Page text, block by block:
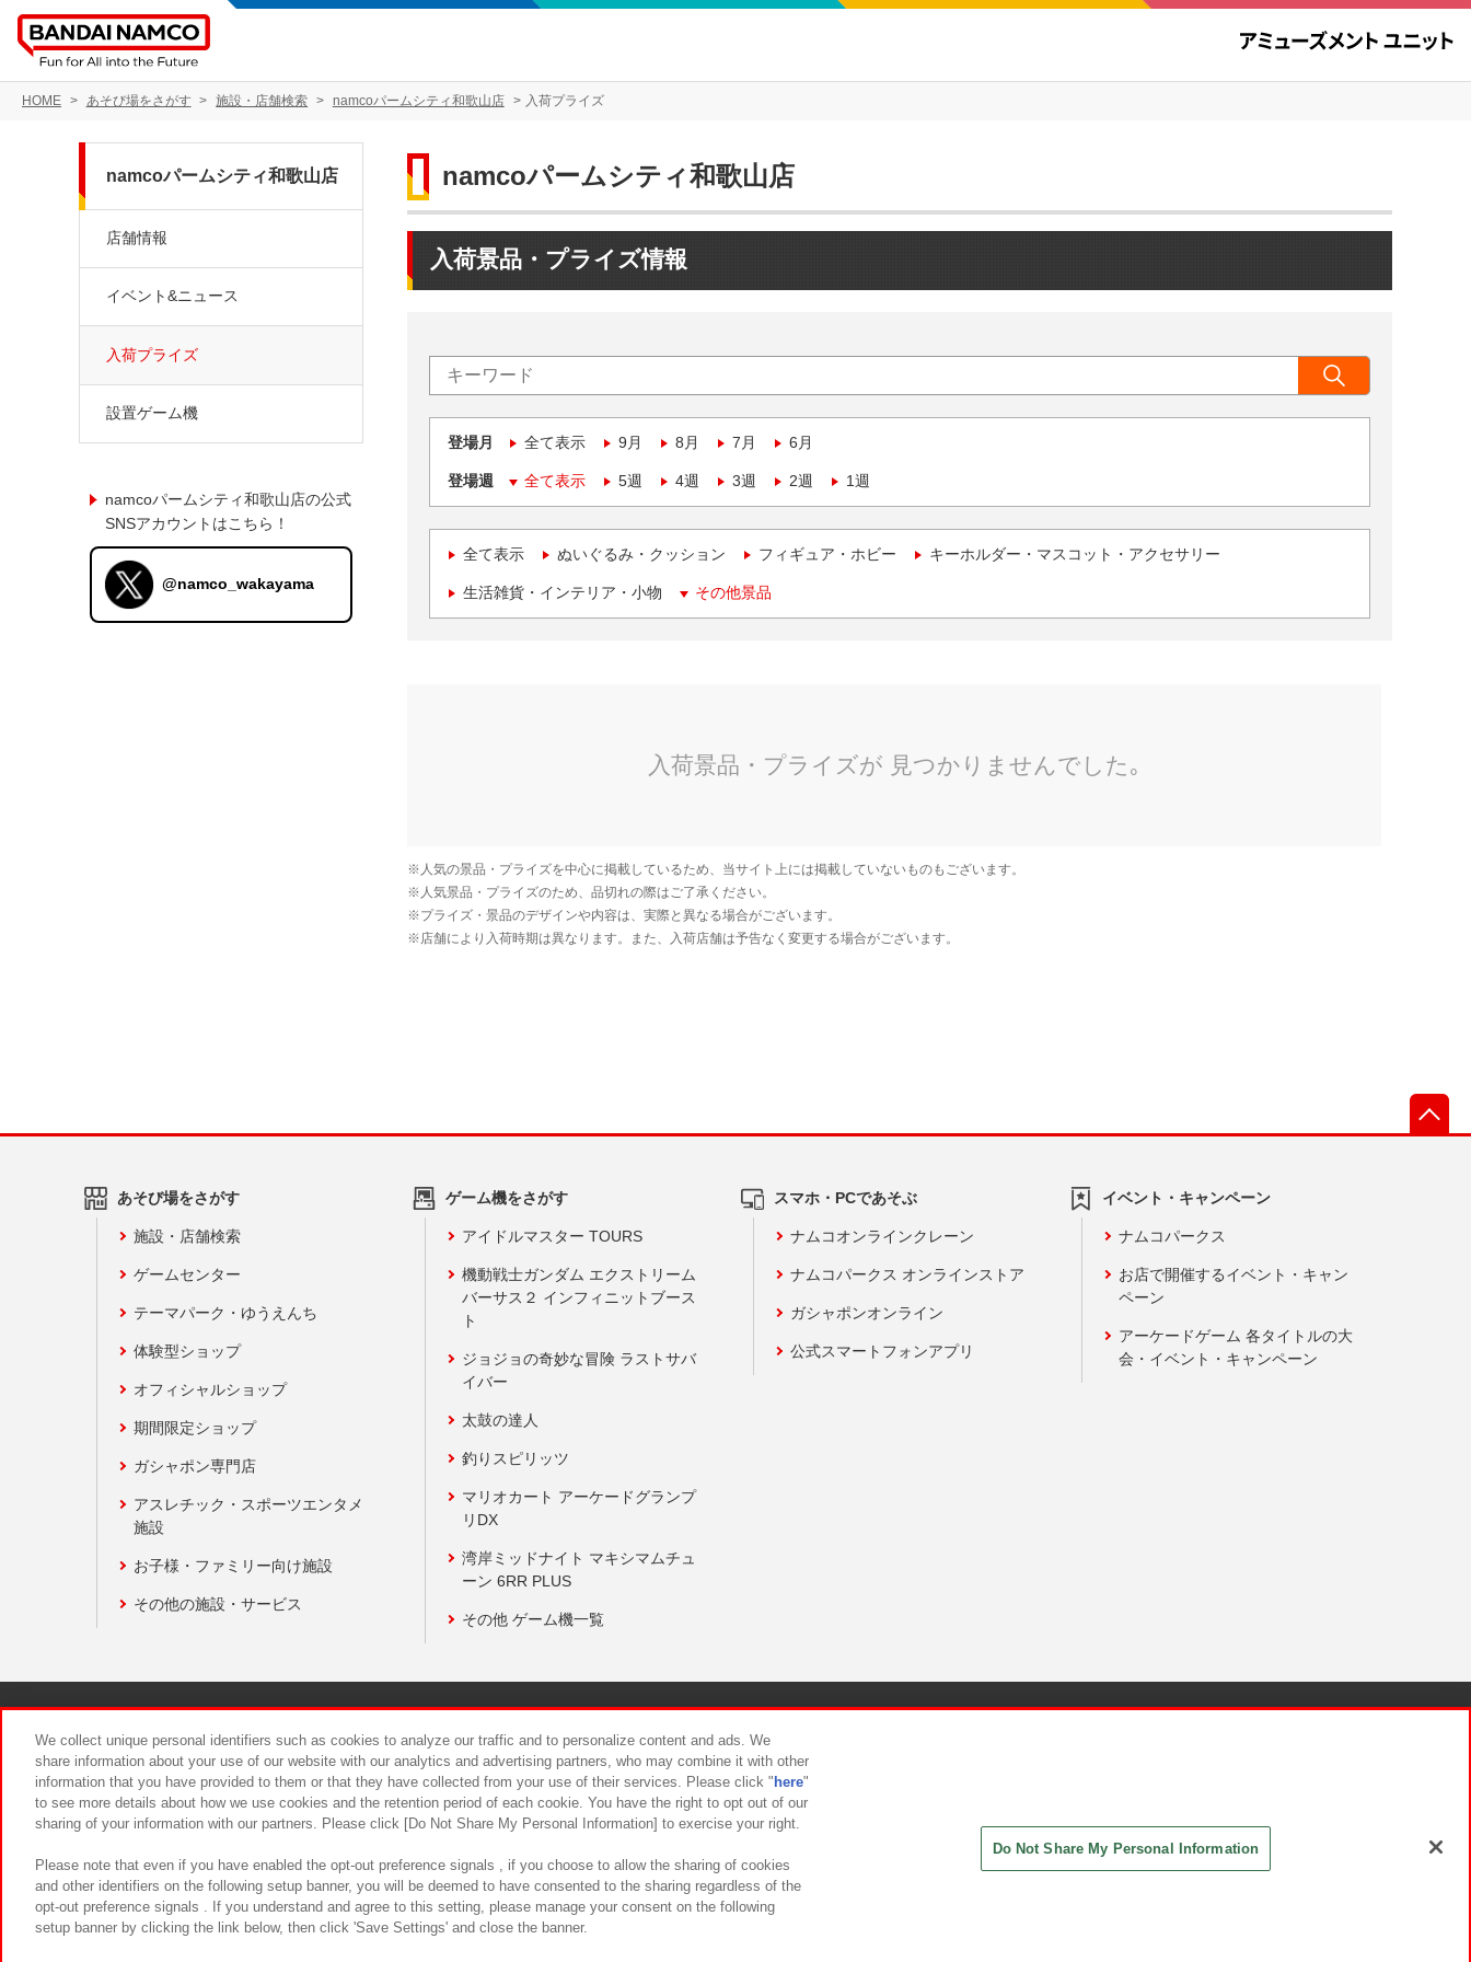
HOME あそび場をさがす 施設・店舗検索 namcoパームシティ和歌山店 入荷プライズ
namcoパームシティ和歌山店
入荷景品・プライズ情報
登場月 全て表示 9月 8月 7月 6月
登場週 全て表示 5週 4週 3週 2週 1週
全て表示 ぬいぐるみ・クッション フィギュア・ホビー キーホルダー・マスコット・アクセサリー
生活雑貨・インテリア・小物 その他景品
namcoパームシティ和歌山店
店舗情報
イベント&ニュース
入荷プライズ
設置ゲーム機
namcoパームシティ和歌山店の公式
SNSアカウントはこちら！
@namco_wakayama
あそび場をさがす
施設・店舗検索
ゲームセンター
テーマパーク・ゆうえんち
体験型ショップ
オフィシャルショップ
期間限定ショップ
ガシャポン専門店
アスレチック・スポーツエンタメ
施設
お子様・ファミリー向け施設
その他の施設・サービス
ゲーム機をさがす
アイドルマスター TOURS
機動戦士ガンダム エクストリーム
バーサス２ インフィニットブース
ト
ジョジョの奇妙な冒険 ラストサバ
イバー
太鼓の達人
釣りスピリッツ
マリオカート アーケードグランプ
リDX
湾岸ミッドナイト マキシマムチュ
ーン 6RR PLUS
その他 ゲーム機一覧
スマホ・PCであそぶ
ナムコオンラインクレーン
ナムコパークス オンラインストア
ガシャポンオンライン
公式スマートフォンアプリ
イベント・キャンペーン
ナムコパークス
お店で開催するイベント・キャン
ペーン
アーケードゲーム 各タイトルの大
会・イベント・キャンペーン
食品のご提供について カスタマーハラスメント対応方針
We collect unique personal identifiers such as cookies to analyze our traffic and to personalize content and ads. We
share information about your use of our website with our analytics and advertising partners, who may combine it with other
information that you have provided to them or that they have collected from your use of their services. Please click " here"
to see more details about how we use cookies and the retention period of each cookie. You have the right to opt out of our
sharing of your information with our partners. Please click [Do Not Share My Personal Information] to exercise your right.
Please note that even if you have enabled the opt-out preference signals , if you choose to allow the sharing of cookies
and other identifiers on the following setup banner, you will be deemed to have consented to the sharing regardless of the
opt-out preference signals . If you understand and agree to this setting, please manage your consent on the following
setup banner by clicking the link below, then click 'Save Settings' and close the banner.
Do Not Share My Personal Information